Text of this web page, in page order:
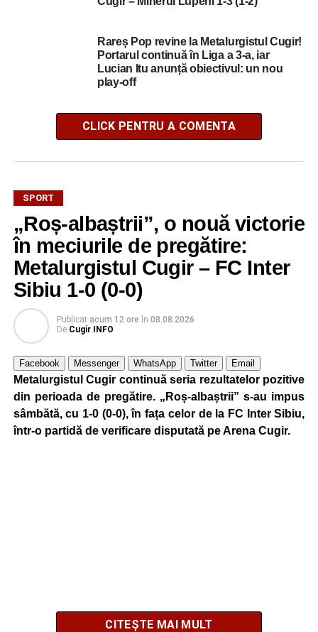
Rareș Pop revine la Metalurgistul Cugir!
Portarul continuă în Liga a 3-a, iar
Lucian Itu anunță obiectivul: un nou
play-off
CLICK PENTRU A COMENTA
SPORT
„Roș-albaștrii”, o nouă victorie
în meciurile de pregătire:
Metalurgistul Cugir – FC Inter
Sibiu 1-0 (0-0)
Publicat acum 12 ore în 08.08.2026
De Cugir INFO
Facebook Messenger WhatsApp Twitter Email
Metalurgistul Cugir continuă seria rezultatelor pozitive
din perioada de pregătire. „Roș-albaștrii” s-au impus
sâmbătă, cu 1-0 (0-0), în fața celor de la FC Inter Sibiu,
într-o partidă de verificare disputată pe Arena Cugir.
CITEȘTE MAI MULT